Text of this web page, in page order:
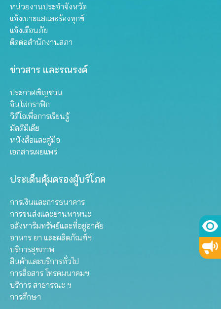
หน่วยงานประจำจังหวัด
แจ้งเบาะแสและร้องทุกข์
แจ้งเตือนภัย
ติดต่อสำนักงานสภา
ข่าวสาร และรณรงค์
ประกาศเชิญชวน
อินโฟกราฟิก
วิดีโอเพื่อการเรียนรู้
มัลติมีเดีย
หนังสือและคู่มือ
เอกสารเผยแพร่
ประเด็นคุ้มครองผู้บริโภค
การเงินและการธนาคาร
การขนส่งและยานพาหนะ
อสังหาริมทรัพย์และที่อยู่อาศัย
อาหาร ยา และผลิตภัณฑ์ฯ
บริการสุขภาพ
สินค้าและบริการทั่วไป
การสื่อสาร โทรคมนาคมฯ
บริการ สาธารณะ ฯ
การศึกษา